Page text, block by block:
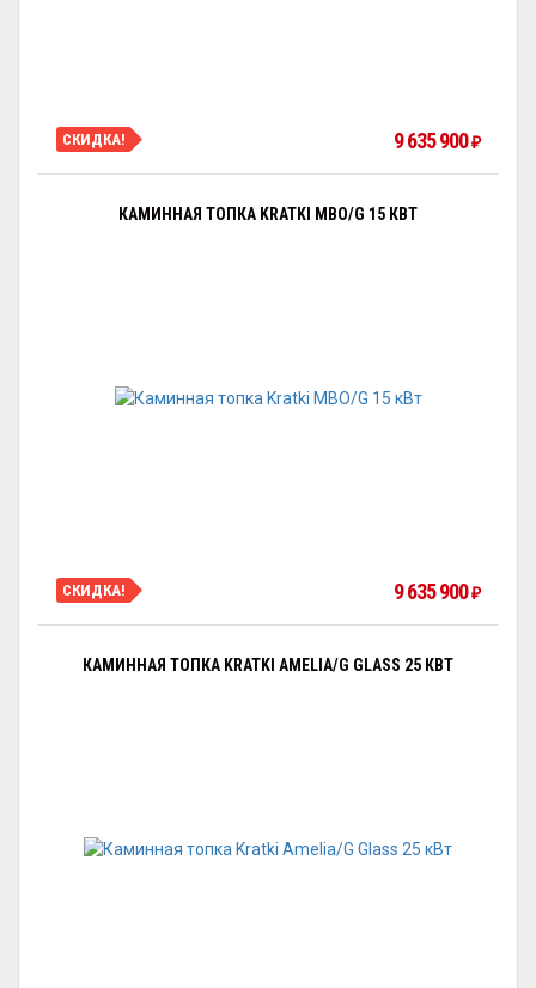
СКИДКА! 9 635 900₽
КАМИННАЯ ТОПКА KRATKI MBO/G 15 КВТ
СКИДКА! 9 635 900₽
КАМИННАЯ ТОПКА KRATKI AMELIA/G GLASS 25 КВТ